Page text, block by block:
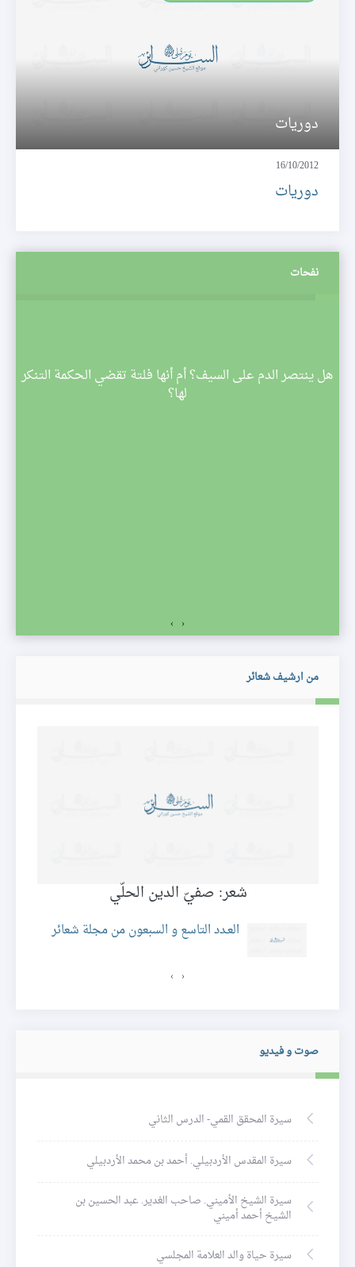
دوريات
16/10/2012
دوريات
نفحات
هل ينتصر الدم على السيف؟ أم أنها فلتة تقضي الحكمة التنكر
لها؟
‹
›
من ارشيف شعائر
شعر: صفيّ الدين الحلّي
العـدد التاسع و السبعون من مجلة شعائر
‹
›
صوت و فيديو
سيرة المحقق القمي- الدرس الثاني
سيرة المقدس الأردبيلي. أحمد بن محمد الأردبيلي
سيرة الشيخ الأميني. صاحب الغدير. عبد الحسين بن
الشيخ أحمد أميني
سيرة حياة والد العلامة المجلسي